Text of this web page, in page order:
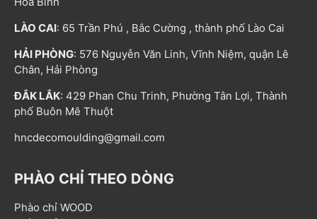
LÀO CAI: 65 Trần Phú , Bắc Cường , thành phố Lào Cai
HẢI PHÒNG: 576 Nguyễn Văn Linh, Vĩnh Niệm, quận Lê
Chân, Hải Phòng
ĐẮK LẮK: 429 Phan Chu Trinh, Phường Tân Lợi, Thành
phố Buôn Mê Thuột
hncdecomoulding@gmail.com
PHÀO CHỈ THEO DÒNG
Phào chỉ WOOD